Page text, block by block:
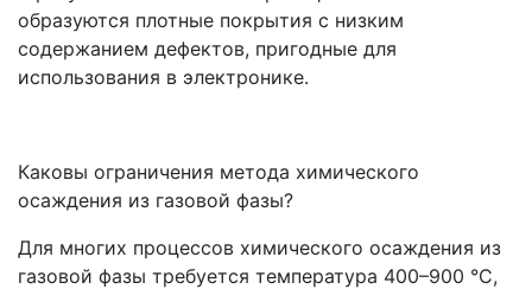
образуются плотные покрытия с низким
содержанием дефектов, пригодные для
использования в электронике.
Каковы ограничения метода химического
осаждения из газовой фазы?
Для многих процессов химического осаждения из
газовой фазы требуется температура 400–900 °C,